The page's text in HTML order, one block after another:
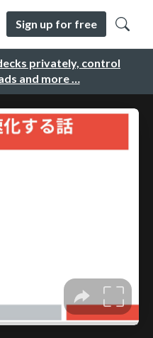
privately, control
and more …
Sign up for free